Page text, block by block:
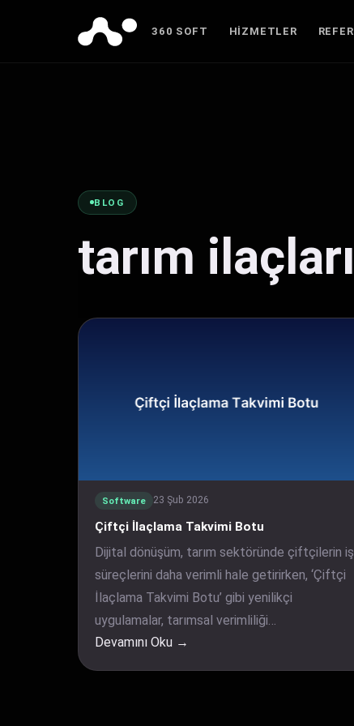
360 SOFT HIZMETLER
BLOG
tarım
Software 23 Şub 2026
Çiftçi İlaçlama Takvimi Botu
Dijital dönüşüm, tarım sektöründe çiftçilerin iş
süreçlerini daha verimli hale getirirken, ‘Çiftçi
İlaçlama Takvimi Botu’ gibi yenilikçi
uygulamalar, tarımsal verimliliği…
Devamını Oku →